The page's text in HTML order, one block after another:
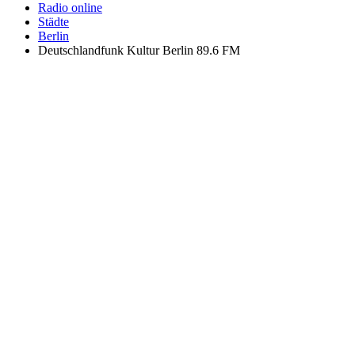
Radio online
Städte
Berlin
Deutschlandfunk Kultur Berlin 89.6 FM